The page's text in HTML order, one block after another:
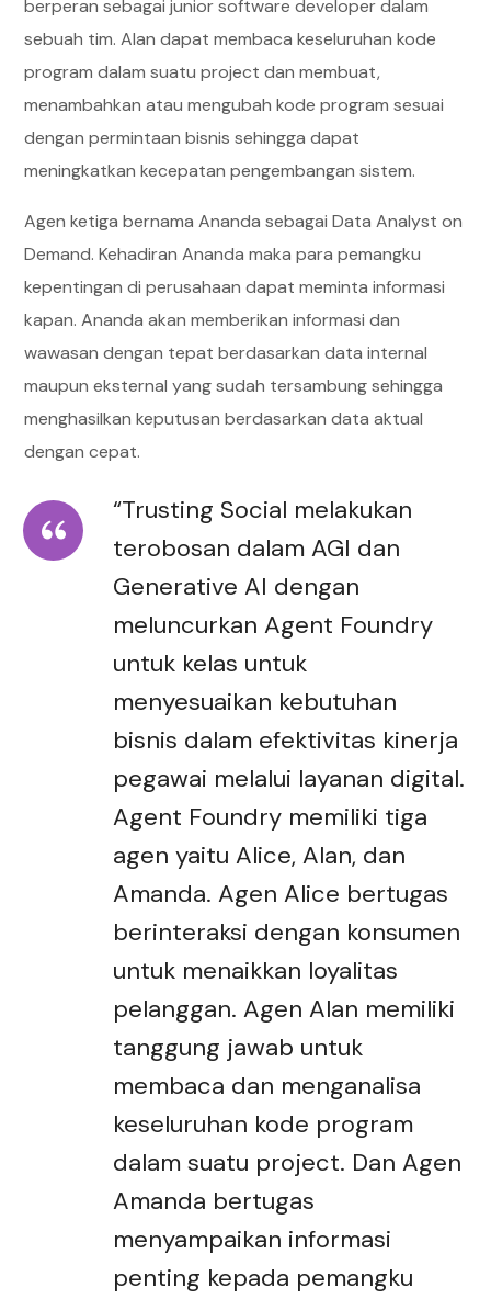
berperan sebagai junior software developer dalam
sebuah tim. Alan dapat membaca keseluruhan kode
program dalam suatu project dan membuat,
menambahkan atau mengubah kode program sesuai
dengan permintaan bisnis sehingga dapat
meningkatkan kecepatan pengembangan sistem.
Agen ketiga bernama Ananda sebagai Data Analyst on
Demand. Kehadiran Ananda maka para pemangku
kepentingan di perusahaan dapat meminta informasi
kapan. Ananda akan memberikan informasi dan
wawasan dengan tepat berdasarkan data internal
maupun eksternal yang sudah tersambung sehingga
menghasilkan keputusan berdasarkan data aktual
dengan cepat.
“Trusting Social melakukan
terobosan dalam AGI dan
Generative AI dengan
meluncurkan Agent Foundry
untuk kelas untuk
menyesuaikan kebutuhan
bisnis dalam efektivitas kinerja
pegawai melalui layanan digital.
Agent Foundry memiliki tiga
agen yaitu Alice, Alan, dan
Amanda. Agen Alice bertugas
berinteraksi dengan konsumen
untuk menaikkan loyalitas
pelanggan. Agen Alan memiliki
tanggung jawab untuk
membaca dan menganalisa
keseluruhan kode program
dalam suatu project. Dan Agen
Amanda bertugas
menyampaikan informasi
penting kepada pemangku